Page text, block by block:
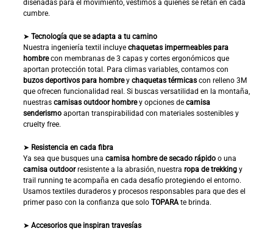
diseñadas para el movimiento, vestimos a quienes se retan en cada
cumbre.
➤ Tecnología que se adapta a tu camino
Nuestra ingeniería textil incluye chaquetas impermeables para
hombrecon membranas de 3 capas y cortes ergonómicos que
aportan protección total. Para climas variables, contamos con
buzos deportivos para hombrey chaquetas térmicas con relleno 3M
que ofrecen funcionalidad real. Si buscas versatilidad en la montaña,
nuestras camisas outdoor hombrey opciones de camisa
senderismo aportan transpirabilidad con materiales sostenibles y
cruelty free.
➤ Resistencia en cada fibra
Ya sea que busques una camisa hombre de secado rápido o una
camisa outdoorresistente a la abrasión, nuestra ropa de trekking y
trail running te acompaña en cada desafío protegiendo el entorno.
Usamos textiles duraderos y procesos responsables para que des el
primer paso con la confianza que solo TOPARAte brinda.
➤ Accesorios que inspiran travesías